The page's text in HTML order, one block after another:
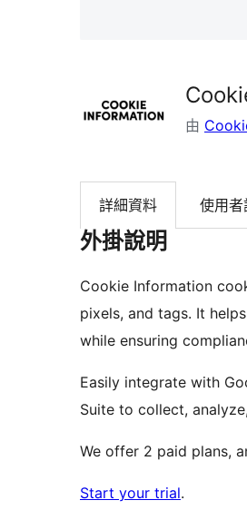
由
詳細資料 使用者
外掛說明
Cookie Information
pixels, and tags. It
while ensuring
Easily integrate with
Suite to collect,
We offer 2 paid plans,
Start your trial.